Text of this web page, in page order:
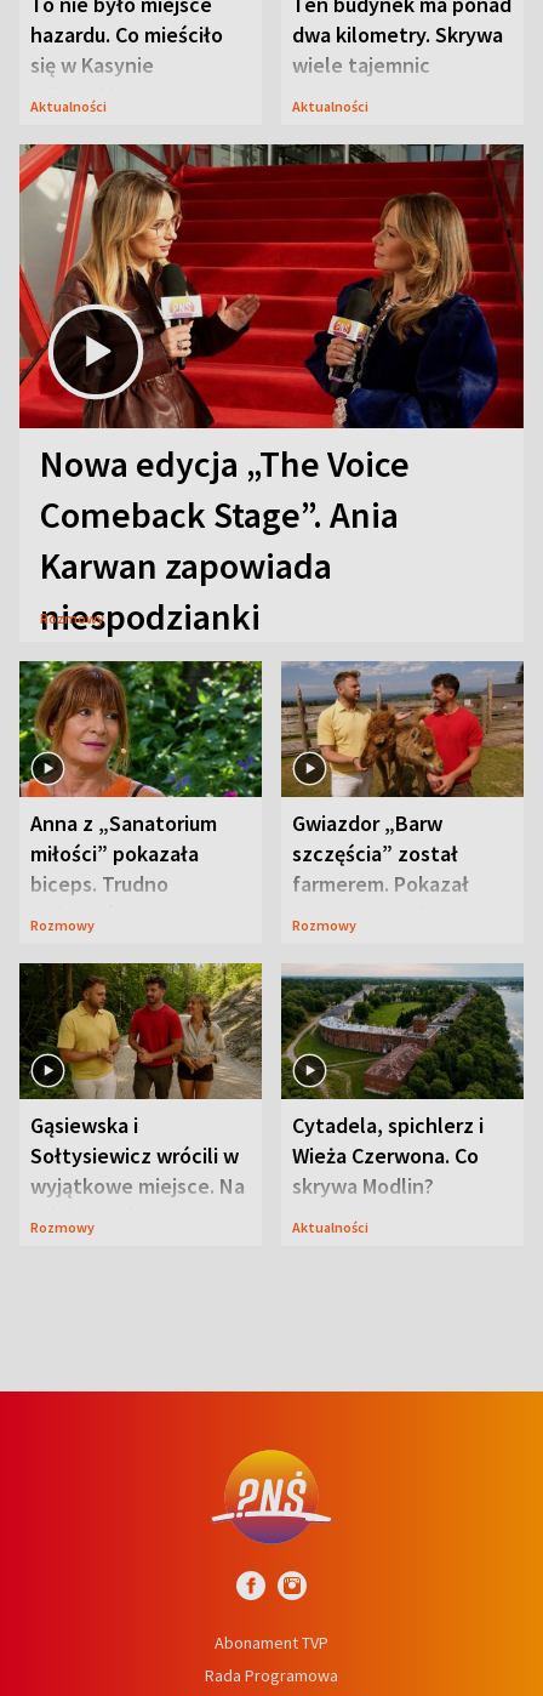
hazardu. Co mieściło
się w Kasynie
Oficerskim?
Aktualności
dwa kilometry. Skrywa
wiele tajemnic
Aktualności
Nowa edycja „The Voice
Comeback Stage”. Ania
Karwan zapowiada
niespodzianki
Rozmowy
Anna z „Sanatorium
miłości” pokazała
biceps. Trudno
uwierzyć, co przeszła
Rozmowy
Gwiazdor „Barw
szczęścia” został
farmerem. Pokazał
swoje niezwykłe
Rozmowy
Gąsiewska i
Sołtysiewicz wrócili w
wyjątkowe miejsce. Na
szlaku czekał
Rozmowy
Cytadela, spichlerz i
Wieża Czerwona. Co
skrywa Modlin?
Aktualności
Abonament TVP
Rada Programowa